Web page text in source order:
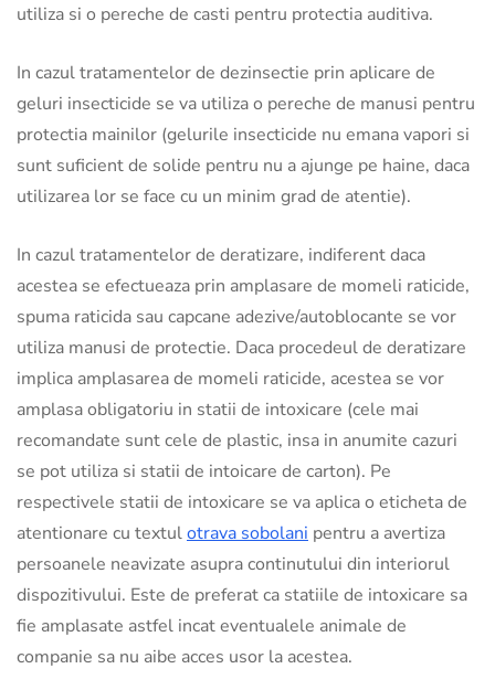
utiliza si o pereche de casti pentru protectia auditiva.
In cazul tratamentelor de dezinsectie prin aplicare de
geluri insecticide se va utiliza o pereche de manusi pentru
protectia mainilor (gelurile insecticide nu emana vapori si
sunt suficient de solide pentru nu a ajunge pe haine, daca
utilizarea lor se face cu un minim grad de atentie).
In cazul tratamentelor de deratizare, indiferent daca
acestea se efectueaza prin amplasare de momeli raticide,
spuma raticida sau capcane adezive/autoblocante se vor
utiliza manusi de protectie. Daca procedeul de deratizare
implica amplasarea de momeli raticide, acestea se vor
amplasa obligatoriu in statii de intoxicare (cele mai
recomandate sunt cele de plastic, insa in anumite cazuri
se pot utiliza si statii de intoicare de carton). Pe
respectivele statii de intoxicare se va aplica o eticheta de
atentionare cu textulotrava sobolani pentru a avertiza
persoanele neavizate asupra continutului din interiorul
dispozitivului. Este de preferat ca statiile de intoxicare sa
fie amplasate astfel incat eventualele animale de
companie sa nu aibe acces usor la acestea.